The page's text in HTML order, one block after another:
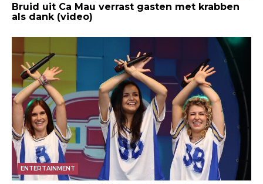
Bruid uit Ca Mau verrast gasten met krabben
als dank (video)
ENTERTAINMENT